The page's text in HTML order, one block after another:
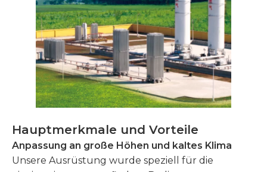
Hauptmerkmale und Vorteile
Anpassung an große Höhen und kaltes Klima
Unsere Ausrüstung wurde speziell für die